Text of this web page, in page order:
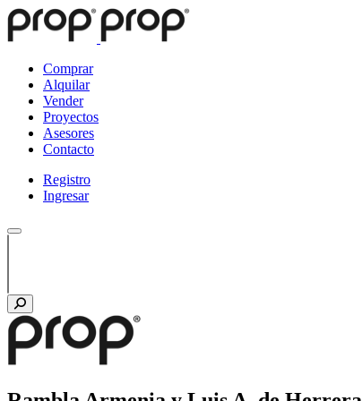
Comprar
Alquilar
Vender
Proyectos
Asesores
Contacto
Registro
Ingresar